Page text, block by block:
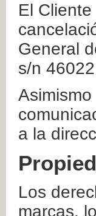
El
General
s/n
a la
Los
marcas,